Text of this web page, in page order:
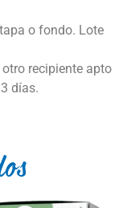
o fondo. Lote
recipiente apto
días.